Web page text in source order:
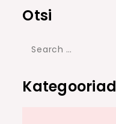
Otsi
Search
Kategooriad